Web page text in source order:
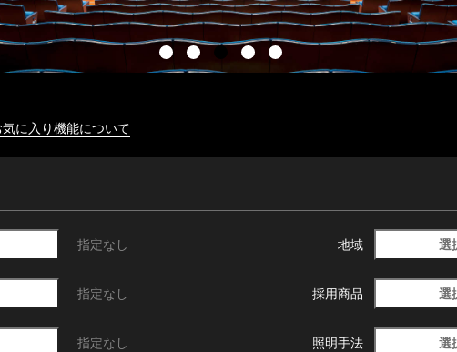
気に入り機能について
指定なし 地域 選
指定なし 採用商品 選
指定なし 照明手法 選